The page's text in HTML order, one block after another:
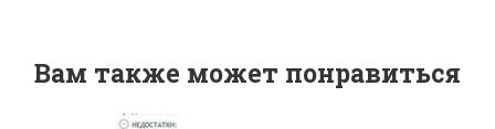
Вам также может понравиться